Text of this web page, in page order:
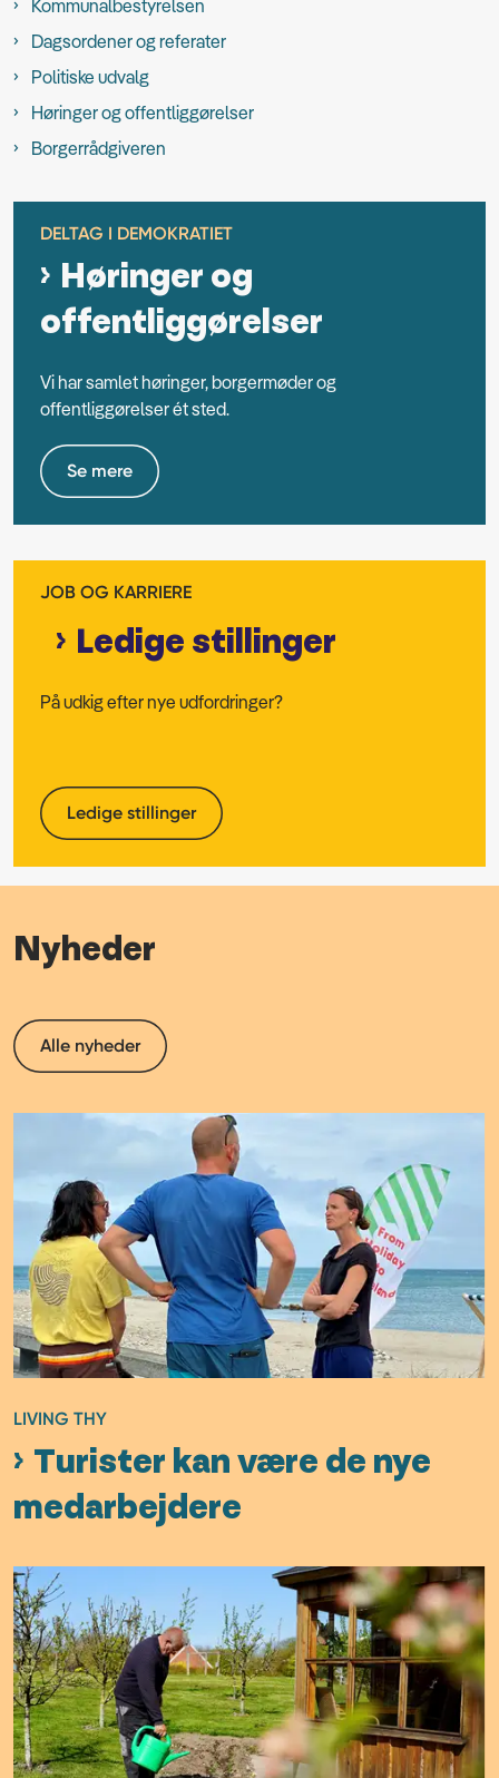
Kommunalbestyrelsen
Dagsordener og referater
Politiske udvalg
Høringer og offentliggørelser
Borgerrådgiveren
DELTAG I DEMOKRATIET
Høringer og
offentliggørelser
Vi har samlet høringer, borgermøder og
offentliggørelser ét sted.
Se mere
JOB OG KARRIERE
Ledige stillinger
På udkig efter nye udfordringer?
Ledige stillinger
Nyheder
Alle nyheder
LIVING THY
Turister kan være de nye
medarbejdere